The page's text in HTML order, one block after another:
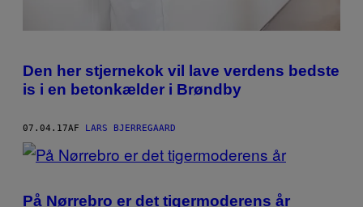
Den her stjernekok vil lave verdens bedste
is i en betonkælder i Brøndby
07.04.17AF LARS BJERREGAARD
På Nørrebro er det tigermoderens år